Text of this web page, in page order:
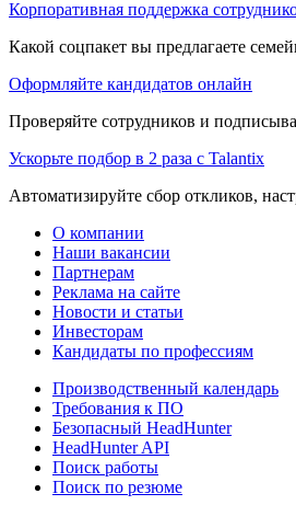
Корпоративная поддержка
Какой соцпакет вы предлагаете
Оформляйте кандидатов онлайн
Проверяйте сотрудников и
Ускорьте подбор в 2 раза с Talantix
Автоматизируйте сбор откликов,
О компании
Наши вакансии
Партнерам
Реклама на сайте
Новости и статьи
Инвесторам
Кандидаты по профессиям
Производственный календарь
Требования к ПО
Безопасный HeadHunter
HeadHunter API
Поиск работы
Поиск по резюме